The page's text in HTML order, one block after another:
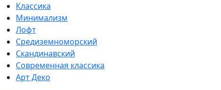
Классика
Минимализм
Лофт
Средиземноморский
Скандинавский
Современная классика
Арт Деко